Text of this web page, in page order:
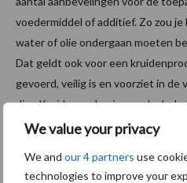
We value your privacy
We and our 4 partners use
technologies to improve your
voedermiddel of additief. Zo zou
water of olie ondergaan moeten
Dat geldt ook voor een
gevoerd, veilig is en voorziet in de
dier. Kruiden op basis van alcohol
mengvoeder. En kruiden die
specifieke gehalten aan